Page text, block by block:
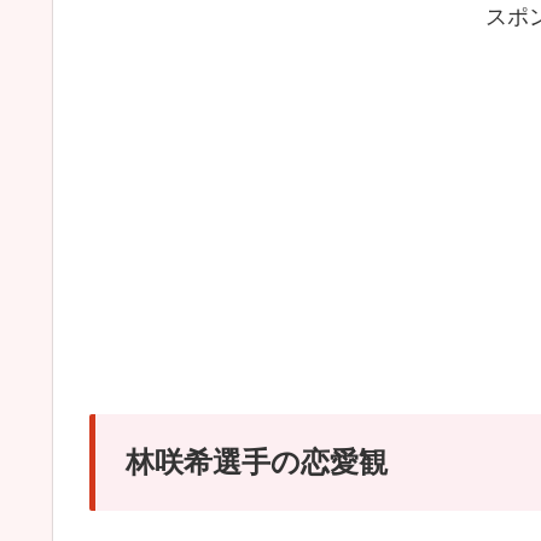
スポ
林咲希選手の恋愛観